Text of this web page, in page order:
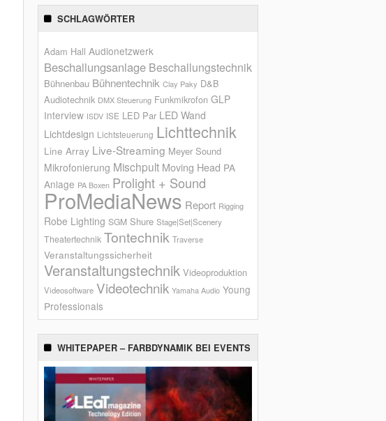
SCHLAGWÖRTER
Adam Hall Audionetzwerk
Beschallungsanlage Beschallungstechnik
Bühnenbau Bühnentechnik Clay Paky D&B
Audiotechnik DMX Steuerung Funkmikrofon GLP
Interview ISDV ISE LED Par LED Wand
Lichtdesign Lichtsteuerung Lichttechnik
Line Array Live-Streaming Meyer Sound
Mikrofonierung Mischpult Moving Head PA
Anlage PA Boxen Prolight + Sound
ProMediaNews Report Rigging
Robe Lighting SGM Shure Stage|Set|Scenery
Theatertechnik Tontechnik Traverse
Veranstaltungssicherheit
Veranstaltungstechnik Videoproduktion
Videosoftware Videotechnik Yamaha Audio Young
Professionals
WHITEPAPER – FARBDYNAMIK BEI EVENTS